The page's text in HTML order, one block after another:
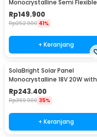
Monocrystalline Semi Flexible
10W Controller - SN30
Rp149.900
Rp252.900 41%
+ Keranjang
SolaBright Solar Panel
Monocrystalline 18V 20W with
Controller - W88-C
Rp243.400
Rp369.900 35%
+ Keranjang